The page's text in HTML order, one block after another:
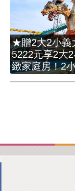
★贈2大2小義
5222元享2大
緻家庭房！2